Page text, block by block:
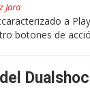
Jara
a
botones de